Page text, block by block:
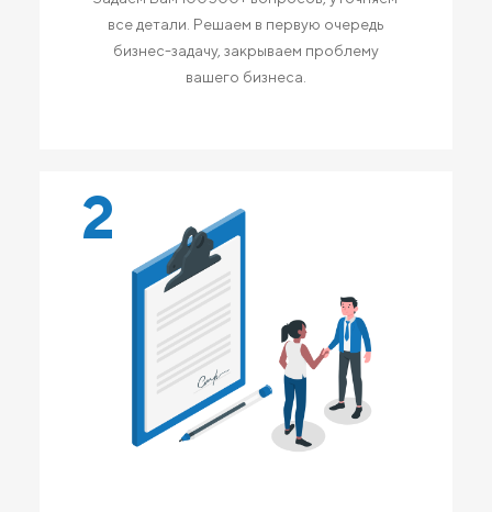
все детали. Решаем в первую очередь
бизнес-задачу, закрываем проблему
вашего бизнеса.
2